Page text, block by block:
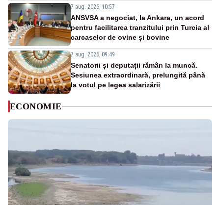
7 aug. 2026, 10:57
ANSVSA a negociat, la Ankara, un acord
pentru facilitarea tranzitului prin Turcia al
carcaselor de ovine și bovine
7 aug. 2026, 09:49
Senatorii și deputații rămân la muncă.
Sesiunea extraordinară, prelungită până
la votul pe legea salarizării
ECONOMIE